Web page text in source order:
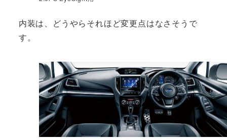
内装は、どうやらそれほど変更点はなさそうで
す。